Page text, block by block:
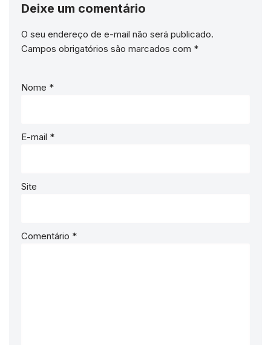
Deixe um comentário
O seu endereço de e-mail não será publicado.
Campos obrigatórios são marcados com *
Nome *
E-mail *
Site
Comentário *